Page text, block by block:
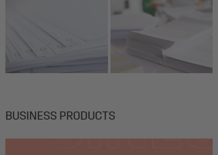
BUSINESS PRODUCTS